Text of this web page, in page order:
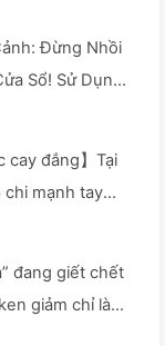
Đừng Nhồi
Sổ! Sử Dụng
Gây Rối,
Ngoài —
cay đắng】Tại
chi mạnh tay
khiến đối
thiện hiệu
đang giết chết
giảm chỉ là